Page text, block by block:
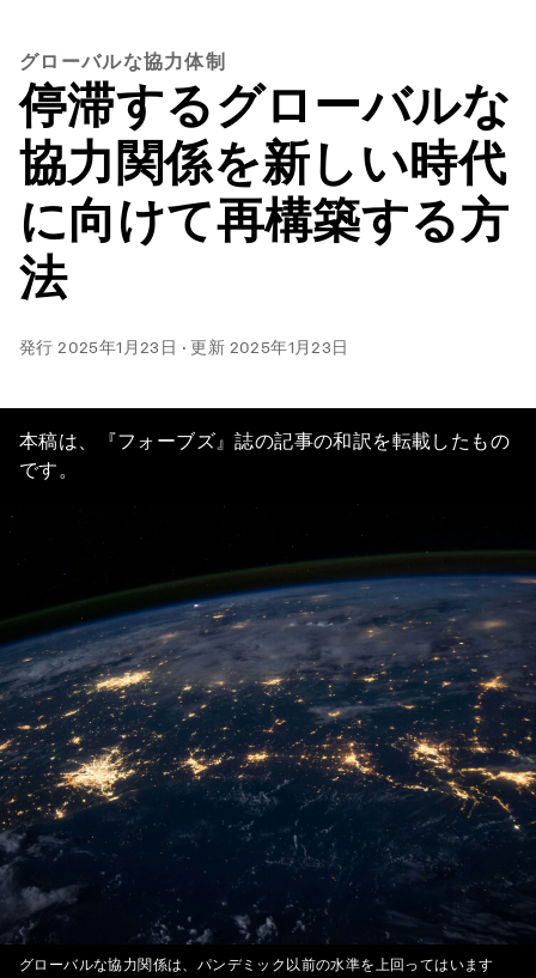
グローバルな協力体制
停滞するグローバルな
協力関係を新しい時代
に向けて再構築する方
法
発行2025年1月23日 ·更新 2025年1月23日
本稿は、『フォーブズ』誌の記事の和訳を転載したもの
です。
グローバルな協力関係は、パンデミック以前の水準を上回ってはいます